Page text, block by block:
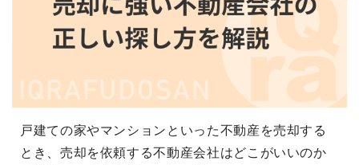
戸建ての家やマンションといった不動産を売却する
とき、売却を依頼する不動産会社はどこがいいのか